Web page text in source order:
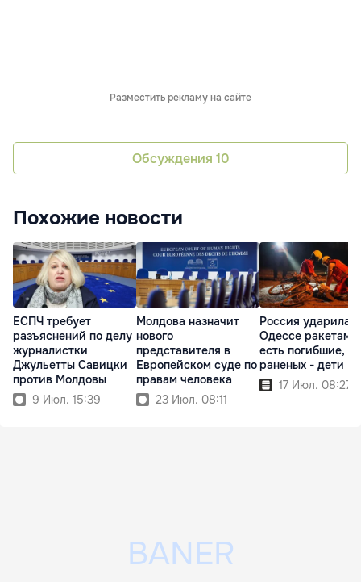
Разместить рекламу на сайте
Обсуждения 10
Похожие новости
ЕСПЧ требует
разъяснений по делу
журналистки
Джульетты Савицки
против Молдовы
9 Июл. 15:39
Молдова назначит
нового
представителя в
Европейском суде по
правам человека
23 Июл. 08:11
Россия ударила
Одессе ракетами:
есть погибшие,
раненых - дети
17 Июл. 08:27